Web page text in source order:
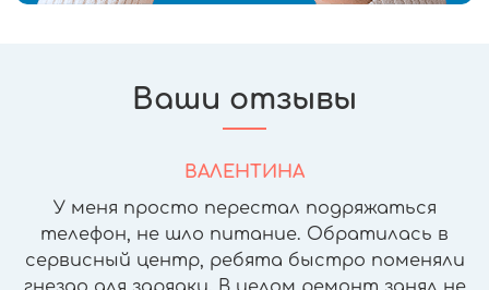
Ваши отзывы
ВАЛЕНТИНА
У меня просто перестал подряжаться
телефон, не шло питание. Обратилась в
сервисный центр, ребята быстро поменяли